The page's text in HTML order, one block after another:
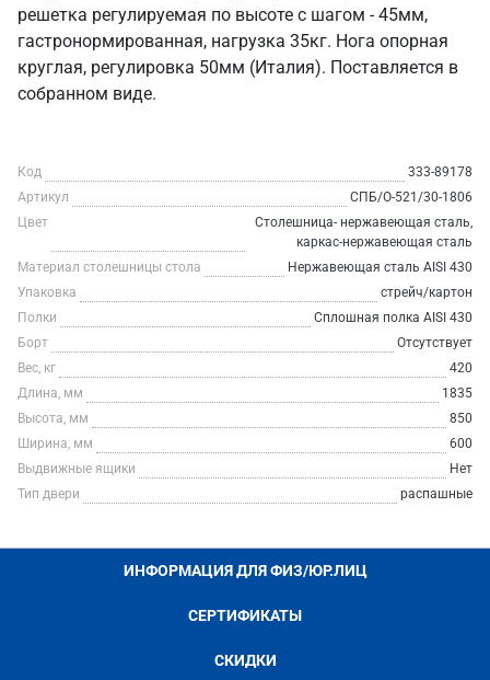
решетка регулируемая по высоте с шагом - 45мм,
гастронормированная, нагрузка 35кг. Нога опорная
круглая, регулировка 50мм (Италия). Поставляется в
собранном виде.
Код
333-89178
Артикул
СПБ/О-521/30-1806
Цвет
Столешница- нержавеющая сталь,
каркас-нержавеющая сталь
Материал столешницы стола
Нержавеющая сталь AISI 430
Упаковка
стрейч/картон
Полки
Сплошная полка AISI 430
Борт
Отсутствует
Вес, кг
420
Длина, мм
1835
Высота, мм
850
Ширина, мм
600
Выдвижные ящики
Нет
Тип двери
распашные
ИНФОРМАЦИЯ ДЛЯ ФИЗ/ЮР.ЛИЦ
СЕРТИФИКАТЫ
СКИДКИ